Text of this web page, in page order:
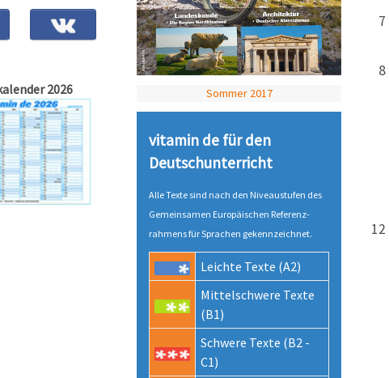
2026 Sommer 2017
vitamin de für den
Deutsch­unter­richt
Alle Texte sind nach den Niveau­stufen des
Gemeinsamen Europäischen Referenz­
rahmens für Sprachen gekenn­zeichnet.
Leichte Texte (A2)
Mittel­schwere Texte
(B1)
Schwere Texte (B2 -
C1)
7
8
12